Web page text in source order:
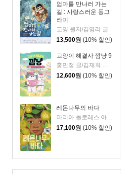
엄마를 만나러 가는
길 : 사랑스러운 동그
라미
고먕 원저/김영리 글
13,500원 (10% 할인)
고양이 해결사 깜냥 9
홍민정 글/김재희 그림
12,600원 (10% 할인)
레몬나무의 바다
마리아 돌로레스 아길라 글/김난령 역
17,100원 (10% 할인)